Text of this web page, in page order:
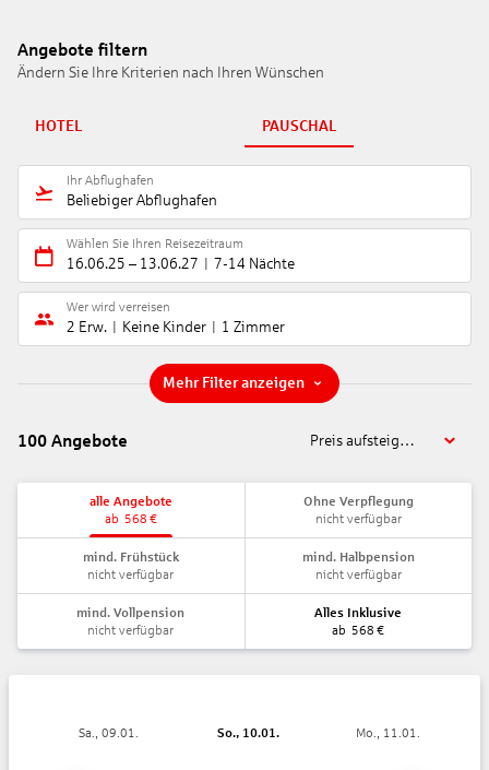
Angebote filtern
Ändern Sie Ihre Kriterien nach Ihren Wünschen
HOTEL PAUSCHAL
Ihr Abflughafen
Beliebiger Abflughafen
Wählen Sie Ihren Reisezeitraum
16.06.25 – 13.06.27 7-14 Nächte
Wer wird verreisen
2 Erw. Keine Kinder 1 Zimmer
Mehr Filter anzeigen
100 Angebote Preis aufsteigend
alle Angebote
ab 568 €
Ohne Verpflegung
nicht verfügbar
mind. Frühstück
nicht verfügbar
mind. Halbpension
nicht verfügbar
mind. Vollpension
nicht verfügbar
Alles Inklusive
ab 568 €
Sa., 09.01. So., 10.01. Mo., 11.01.